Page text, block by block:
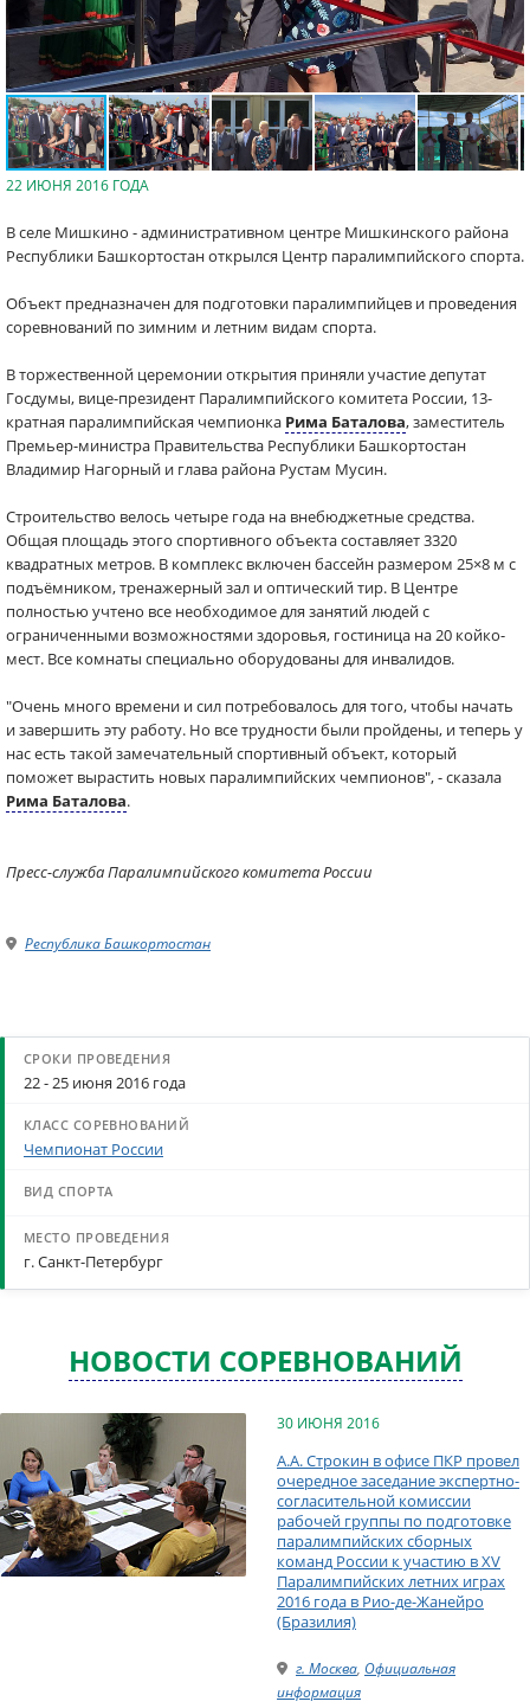
22 ИЮНЯ 2016 ГОДА
В селе Мишкино - административном центре Мишкинского района
Республики Башкортостан открылся Центр паралимпийского спорта.
Объект предназначен для подготовки паралимпийцев и проведения
соревнований по зимним и летним видам спорта.
В торжественной церемонии открытия приняли участие депутат
Госдумы, вице-президент Паралимпийского комитета России, 13-
кратная паралимпийская чемпионка Рима Баталова, заместитель
Премьер-министра Правительства Республики Башкортостан
Владимир Нагорный и глава района Рустам Мусин.
Строительство велось четыре года на внебюджетные средства.
Общая площадь этого спортивного объекта составляет 3320
квадратных метров. В комплекс включен бассейн размером 25×8 м с
подъёмником, тренажерный зал и оптический тир. В Центре
полностью учтено все необходимое для занятий людей с
ограниченными возможностями здоровья, гостиница на 20 койко-
мест. Все комнаты специально оборудованы для инвалидов.
"Очень много времени и сил потребовалось для того, чтобы начать
и завершить эту работу. Но все трудности были пройдены, и теперь у
нас есть такой замечательный спортивный объект, который
поможет вырастить новых паралимпийских чемпионов", - сказала
Рима Баталова.
Пресс-служба Паралимпийского комитета России
Республика Башкортостан
22 - 25 июня 2016 года
Чемпионат России
г. Санкт-Петербург
НОВОСТИ СОРЕВНОВАНИЙ
30 ИЮНЯ 2016
А.А. Строкин в офисе ПКР провел
очередное заседание экспертно-
согласительной комиссии
рабочей группы по подготовке
паралимпийских сборных
команд России к участию в XV
Паралимпийских летних играх
2016 года в Рио-де-Жанейро
(Бразилия)
г. Москва, Официальная
информация